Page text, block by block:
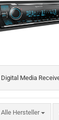
Digital Media
Alle Hersteller